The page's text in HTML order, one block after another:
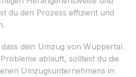
du den Prozess effizient und
dein Umzug von Wuppertal
abläuft, solltest du die
Umzugsunternehmens in